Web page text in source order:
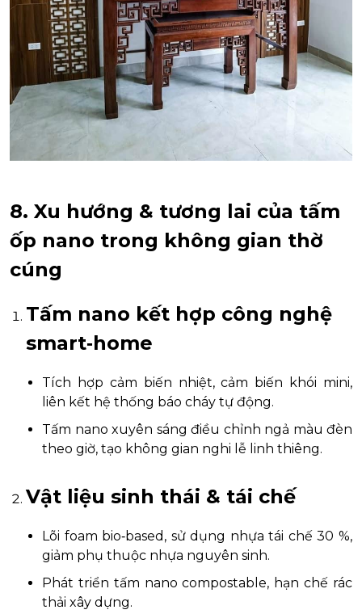
8. Xu hướng & tương lai của tấm
ốp nano trong không gian thờ
cúng
Tấm nano kết hợp công nghệ
smart‑home
Tích hợp cảm biến nhiệt, cảm biến khói mini,
liên kết hệ thống báo cháy tự động.
Tấm nano xuyên sáng điều chỉnh ngả màu đèn
theo giờ, tạo không gian nghi lễ linh thiêng.
Vật liệu sinh thái & tái chế
Lõi foam bio‑based, sử dụng nhựa tái chế 30 %,
giảm phụ thuộc nhựa nguyên sinh.
Phát triển tấm nano compostable, hạn chế rác
thải xây dựng.